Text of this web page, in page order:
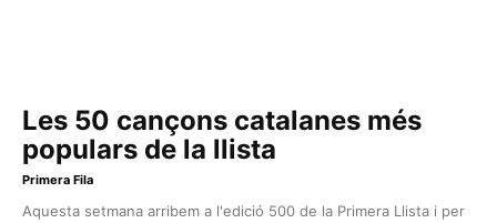
Les 50 cançons catalanes més
populars de la llista
Primera Fila
Aquesta setmana arribem a l'edició 500 de la Primera Llista i per